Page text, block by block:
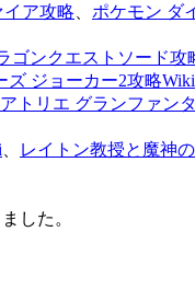
ア攻略
ポケモン ダ
ゴンクエストソード攻
ズ ジョーカー2攻略Wiki
トリエ グランファン
レイトン教授と魔神
した。